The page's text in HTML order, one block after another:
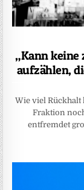
„Kann keine
aufzählen,
Wie viel Rückhalt
Fraktion
entfremdet